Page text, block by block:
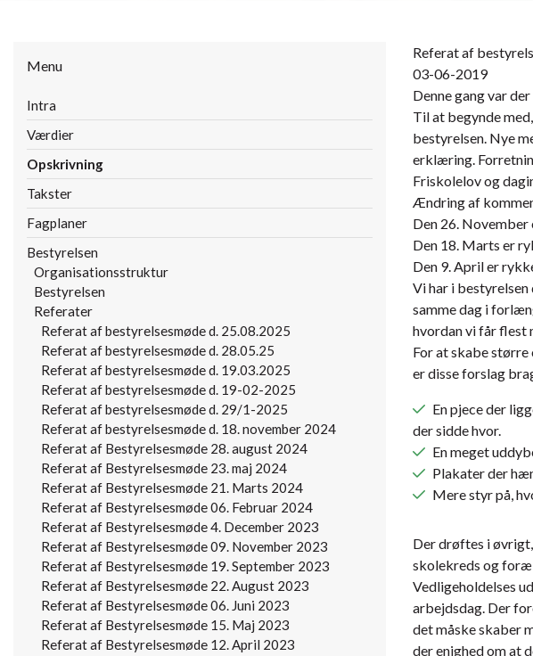
Menu
Intra
Værdier
Opskrivning
Takster
Fagplaner
Bestyrelsen
Organisationsstruktur
Bestyrelsen
Referater
Referat af bestyrelsesmøde d. 25.08.2025
Referat af bestyrelsesmøde d. 28.05.25
Referat af bestyrelsesmøde d. 19.03.2025
Referat af bestyrelsesmøde d. 19-02-2025
Referat af bestyrelsesmøde d. 29/1-2025
Referat af bestyrelsesmøde d. 18. november 2024
Referat af Bestyrelsesmøde 28. august 2024
Referat af Bestyrelsesmøde 23. maj 2024
Referat af Bestyrelsesmøde 21. Marts 2024
Referat af Bestyrelsesmøde 06. Februar 2024
Referat af Bestyrelsesmøde 4. December 2023
Referat af Bestyrelsesmøde 09. November 2023
Referat af Bestyrelsesmøde 19. September 2023
Referat af Bestyrelsesmøde 22. August 2023
Referat af Bestyrelsesmøde 06. Juni 2023
Referat af Bestyrelsesmøde 15. Maj 2023
Referat af Bestyrelsesmøde 12. April 2023
Referat af
03-06-2019
Denne gang var
Til at begynde
bestyrelsen. Nye
erklæring.
Friskolelov og
Ændring af
Den 26.
Den 18. Marts er
Den 9. April er
Vi har i
samme dag i
hvordan vi får flest
For at skabe
er disse forslag
En pjece der
der sidde hvor.
En meget
Plakater der
Mere styr på,
Der drøftes i
skolekreds og
Vedligeholdelses
arbejdsdag. Der
det måske skaber
der enighed om at